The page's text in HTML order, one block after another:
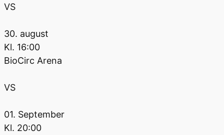
VS
30. august
Kl. 16:00
BioCirc Arena
VS
01. September
Kl. 20:00